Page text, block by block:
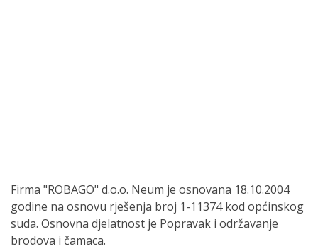
Firma "ROBAGO" d.o.o. Neum je osnovana 18.10.2004
godine na osnovu rješenja broj 1-11374 kod općinskog
suda. Osnovna djelatnost je Popravak i održavanje
brodova i čamaca.